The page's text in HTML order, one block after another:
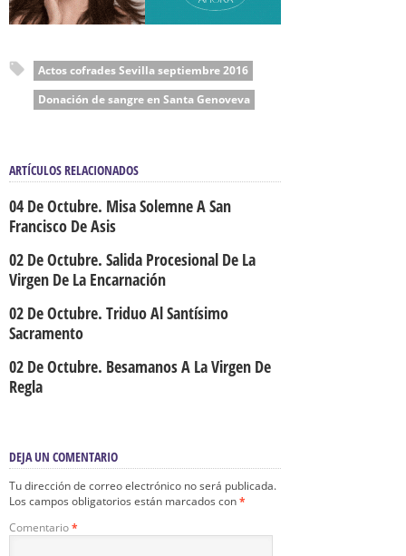
Actos cofrades Sevilla septiembre 2016
Donación de sangre en Santa Genoveva
ARTÍCULOS RELACIONADOS
04 De Octubre. Misa Solemne A San
Francisco De Asis
02 De Octubre. Salida Procesional De La
Virgen De La Encarnación
02 De Octubre. Triduo Al Santísimo
Sacramento
02 De Octubre. Besamanos A La Virgen De
Regla
DEJA UN COMENTARIO
Tu dirección de correo electrónico no será publicada.
Los campos obligatorios están marcados con*
Comentario*